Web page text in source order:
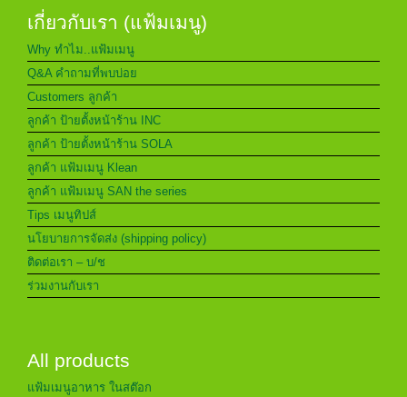
เกี่ยวกับเรา (แฟ้มเมนู)
Why ทำไม..แฟ้มเมนู
Q&A คำถามที่พบบ่อย
Customers ลูกค้า
ลูกค้า ป้ายตั้งหน้าร้าน INC
ลูกค้า ป้ายตั้งหน้าร้าน SOLA
ลูกค้า แฟ้มเมนู Klean
ลูกค้า แฟ้มเมนู SAN the series
Tips เมนูทิปส์
นโยบายการจัดส่ง (shipping policy)
ติดต่อเรา – บ/ช
ร่วมงานกับเรา
All products
แฟ้มเมนูอาหาร ในสต๊อก